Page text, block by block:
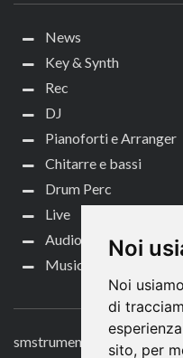
Noi
Noi
di
sito, per
News
Key & Synth
Rec
DJ
Pianoforti e Arranger
Chitarre e bassi
Drum Perc
Live
Audio per video
Music Life
smstrumentimusicali.it